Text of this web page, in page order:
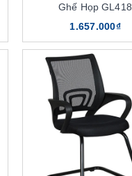
Ghế Họp GL418
1.657.000₫